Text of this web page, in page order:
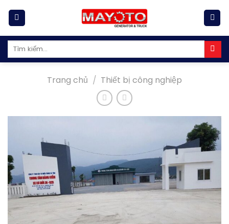
Tìm
kiếm:
Trang chủ / Thiết bị công nghiệp